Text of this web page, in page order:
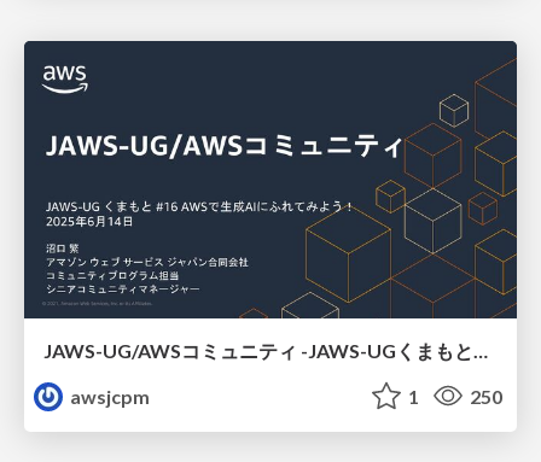
awsjcpm
1 250